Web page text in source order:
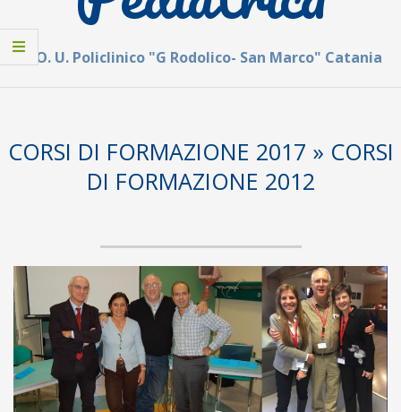
A. O. U. Policlinico "G Rodolico- San Marco" Catania
Menu
CORSI DI FORMAZIONE 2017 » CORSI
DI FORMAZIONE 2012